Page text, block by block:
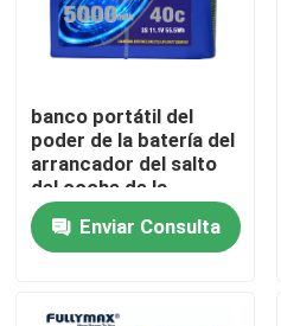
Batería de avión eléctrica
Batería del abejón del UAV
banco portátil del
poder de la batería del
arrancador del salto
del coche de la
emergencia de
5000mAh 11.1v 12v
NCM
Enviar Consulta